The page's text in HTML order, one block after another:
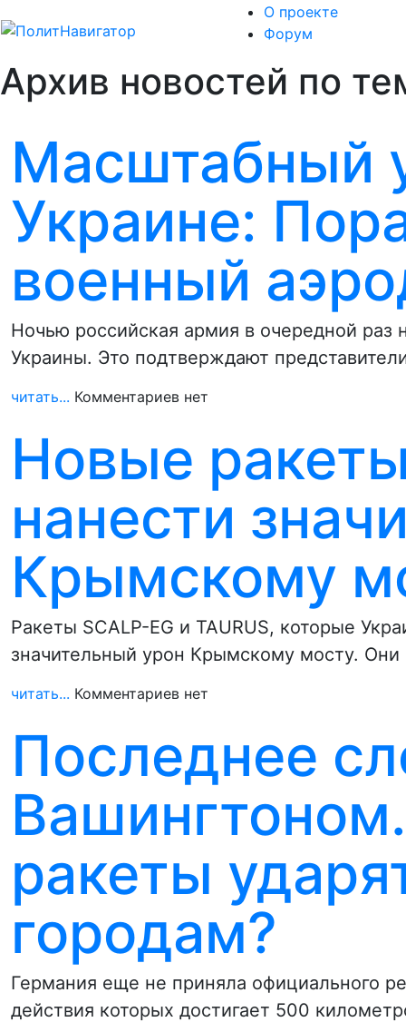
О проекте
Форум
Архив новостей по
Масштабный
Украине:
военный
Ночью российская армия в очередной раз
Украины. Это подтверждают
читать... Комментариев нет
Новые
нанести
Крымскому
Ракеты SCALP-EG и TAURUS, которые
значительный урон Крымскому мосту.
читать... Комментариев нет
Последнее
ракеты
городам?
Германия еще не приняла официального
действия которых достигает 500